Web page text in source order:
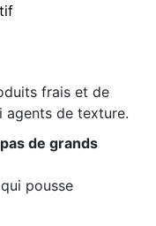
frais et de
agents de texture.
de grands
pousse